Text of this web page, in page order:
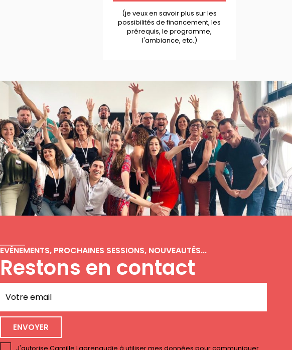
(je veux en savoir plus sur les
possibilités de financement, les
prérequis, le programme,
l'ambiance, etc.)
EVÉNEMENTS, PROCHAINES SESSIONS, NOUVEAUTÉS...
Restons en contact
J'autorise Camille Lagrenaudie à utiliser mes données pour communiquer